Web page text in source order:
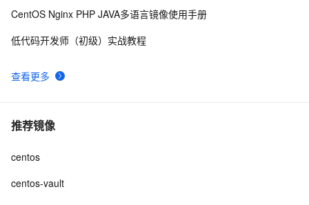
typora
查看更多
CentOS Nginx PHP JAVA多语言镜像使用手册
低代码开发师（初级）实战教程
推荐镜像
centos
centos-vault